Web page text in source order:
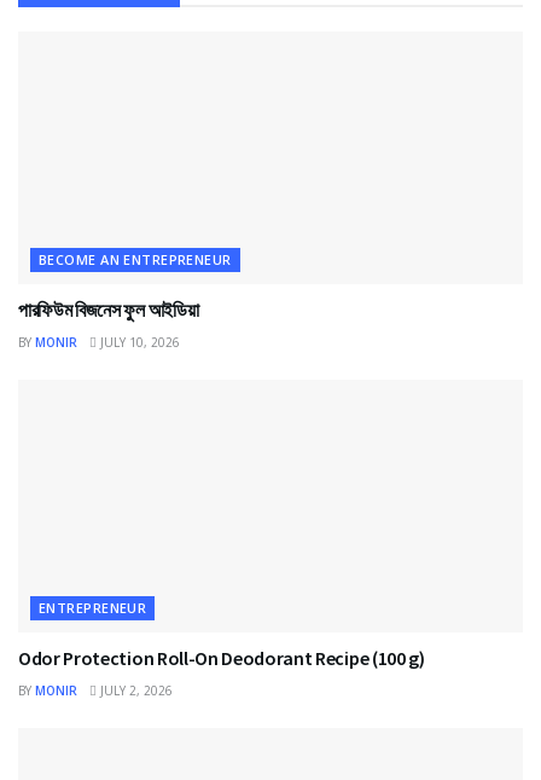
BECOME AN ENTREPRENEUR
পারফিউম বিজনেস ফুল আইডিয়া
BY MONIR JULY 10, 2026
ENTREPRENEUR
Odor Protection Roll-On Deodorant Recipe (100 g)
BY MONIR JULY 2, 2026